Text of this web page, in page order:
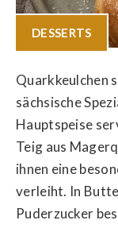
DESSERTS
Quarkkeulchen
sächsische
Hauptspeise
Teig aus
ihnen eine
verleiht. In
Puderzucker